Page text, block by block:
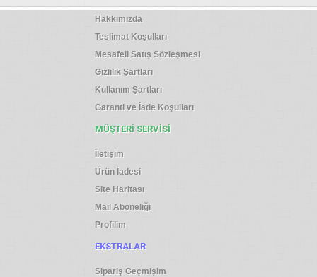
Hakkımızda
Teslimat Koşulları
Mesafeli Satış Sözleşmesi
Gizlilik Şartları
Kullanım Şartları
Garanti ve İade Koşulları
MÜŞTERI SERVISI
İletişim
Ürün İadesi
Site Haritası
Mail Aboneliği
Profilim
EKSTRALAR
Sipariş Geçmişim